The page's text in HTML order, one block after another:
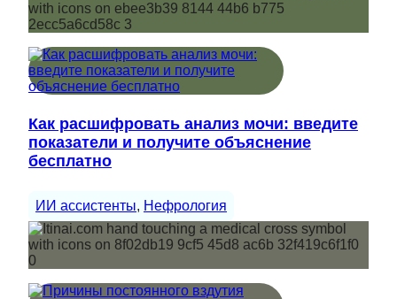
Как расшифровать анализ мочи: введите
показатели и получите объяснение
бесплатно
ИИ ассистенты, Нефрология